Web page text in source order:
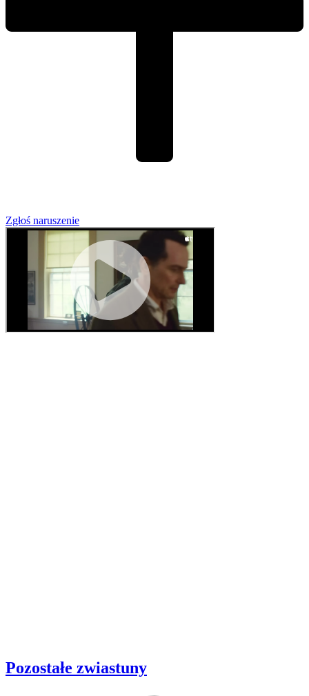
Zgłoś naruszenie
Pozostałe zwiastuny